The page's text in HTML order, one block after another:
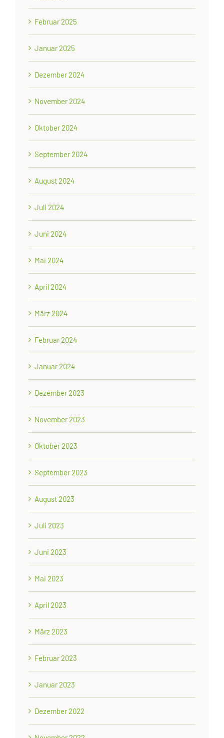
Februar 2025
Januar 2025
Dezember 2024
November 2024
Oktober 2024
September 2024
August 2024
Juli 2024
Juni 2024
Mai 2024
April 2024
März 2024
Februar 2024
Januar 2024
Dezember 2023
November 2023
Oktober 2023
September 2023
August 2023
Juli 2023
Juni 2023
Mai 2023
April 2023
März 2023
Februar 2023
Januar 2023
Dezember 2022